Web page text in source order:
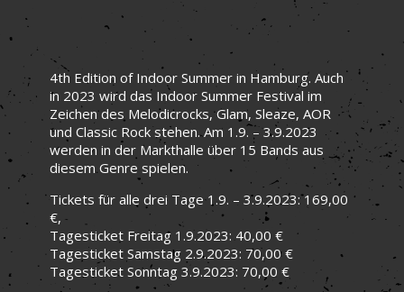
4th Edition of Indoor Summer in Hamburg. Auch
in 2023 wird das Indoor Summer Festival im
Zeichen des Melodicrocks, Glam, Sleaze, AOR
und Classic Rock stehen. Am 1.9. – 3.9.2023
werden in der Markthalle über 15 Bands aus
diesem Genre spielen.
Tickets für alle drei Tage 1.9. – 3.9.2023: 169,00
€,
Tagesticket Freitag 1.9.2023: 40,00 €
Tagesticket Samstag 2.9.2023: 70,00 €
Tagesticket Sonntag 3.9.2023: 70,00 €